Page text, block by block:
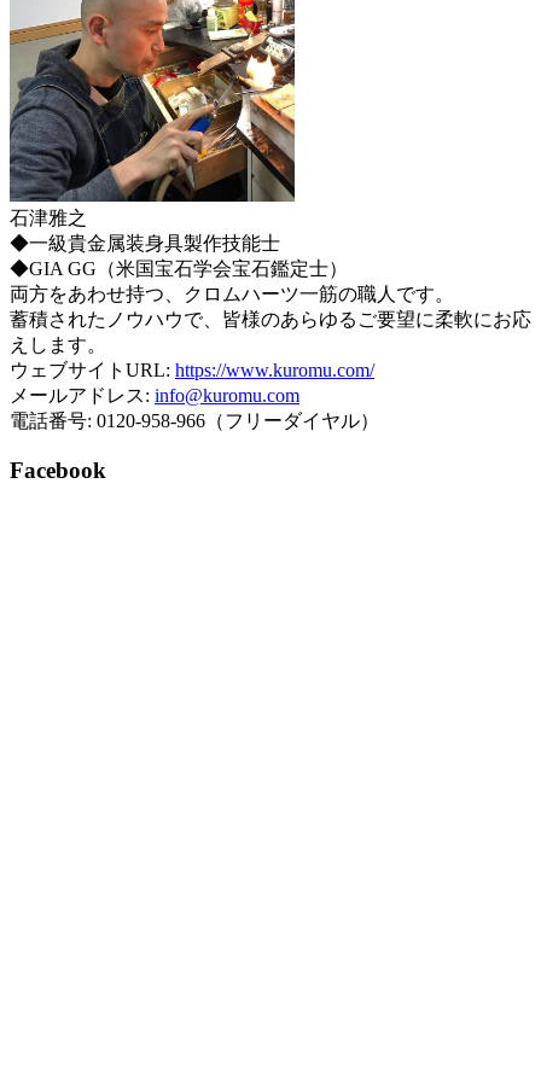
石津雅之
◆一級貴金属装身具製作技能士
◆GIA GG（米国宝石学会宝石鑑定士）
両方をあわせ持つ、クロムハーツ一筋の職人です。
蓄積されたノウハウで、皆様のあらゆるご要望に柔軟にお応
えします。
ウェブサイトURL: https://www.kuromu.com/
メールアドレス: info@kuromu.com
電話番号: 0120-958-966（フリーダイヤル）
Facebook